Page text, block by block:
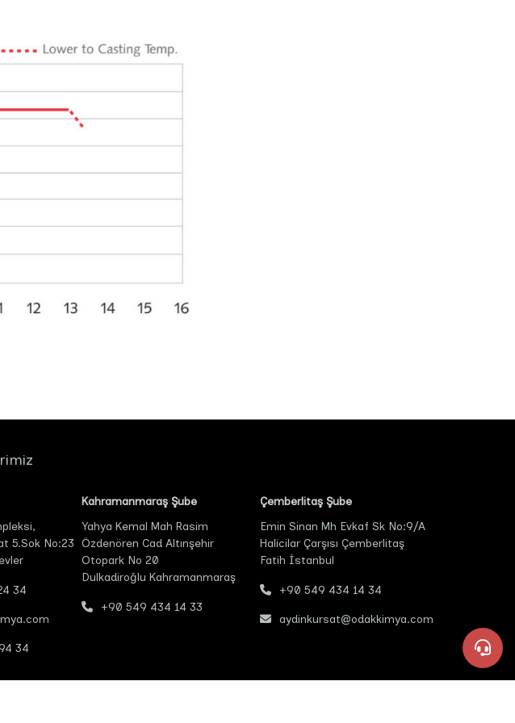
5.Sok No:23
34
Kahramanmaraş Şube
Yahya Kemal Mah Rasim
Özdenören Cad Altınşehir
Otopark No 20
Dulkadiroğlu Kahramanmaraş
+90 549 434 14 33
Çemberlitaş Şube
Emin Sinan Mh Evkaf Sk No:9/A
Halicilar Çarşısı Çemberlitaş
Fatih İstanbul
+90 549 434 14 34
aydinkursat@odakkimya.com
34